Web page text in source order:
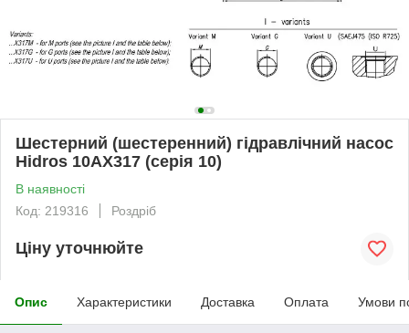
Шестерний (шестеренний) гідравлічний насос
Hidros 10АХ317 (серія 10)
В наявності
Код: 219316
Роздріб
Ціну уточнюйте
Опис Характеристики Доставка Оплата Умови